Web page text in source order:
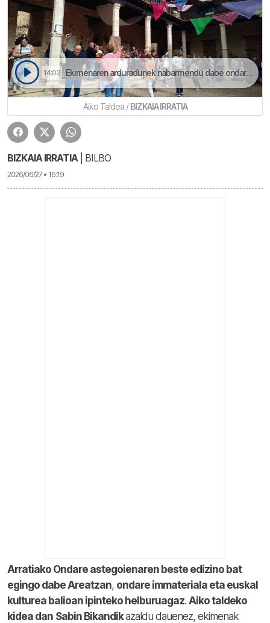
14:02 Ekimenaren arduradunek nabarmendu dabe ondarearen transmisinoa ezinbestekoa dala euskal kulturearen etorkizuna bermatzeko | Lau Haizetara
Aiko Taldea /BIZKAIA IRRATIA
BIZKAIA IRRATIA | BILBO
2026/06/27 • 16:19
Arratiako Ondare astegoienaren beste edizino bat
egingo dabe Areatzan, ondare immateriala eta euskal
kulturea balioan ipinteko helburuagaz. Aiko taldeko
kidea dan Sabin Bikandikazaldu dauenez, ekimenak